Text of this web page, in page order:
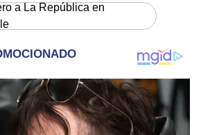
a La República en